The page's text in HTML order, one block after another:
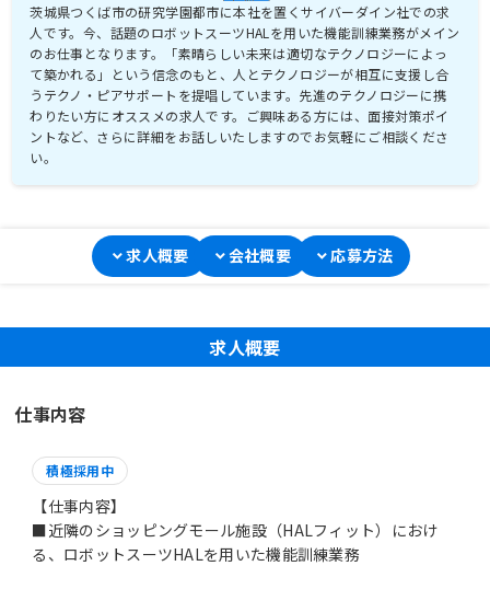
茨城県つくば市の研究学園都市に本社を置くサイバーダイン社での求
人です。今、話題のロボットスーツHALを用いた機能訓練業務がメイン
のお仕事となります。「素晴らしい未来は適切なテクノロジーによっ
て築かれる」という信念のもと、人とテクノロジーが相互に支援し合
うテクノ・ピアサポートを提唱しています。先進のテクノロジーに携
わりたい方にオススメの求人です。ご興味ある方には、面接対策ポイ
ントなど、さらに詳細をお話しいたしますのでお気軽にご相談くださ
い。
求人概要 会社概要 応募方法
求人概要
仕事内容
積極採用中
【仕事内容】
■近隣のショッピングモール施設（HALフィット）におけ
る、ロボットスーツHALを用いた機能訓練業務